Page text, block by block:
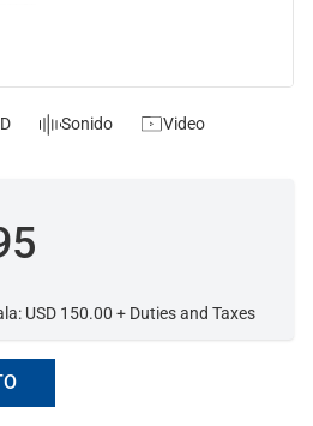
USD 150.00 + Duties and Taxes
Sonido Video